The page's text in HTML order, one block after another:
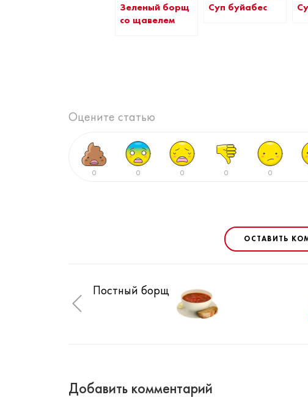
Зеленый борщ
со щавелем
Суп буйабес
Оцените статью
0 0 0 0 0
ОСТАВИТЬ
Постный борщ
Добавить комментарий